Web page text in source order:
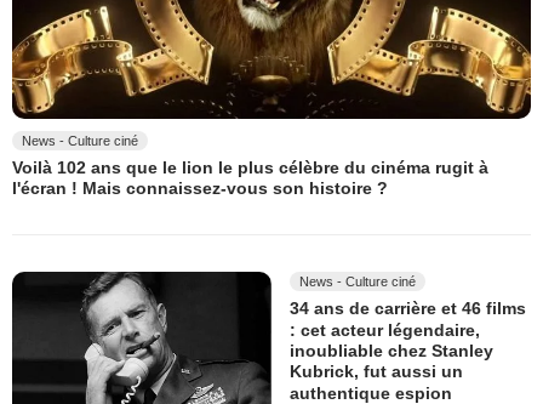
News - Culture ciné
Voilà 102 ans que le lion le plus célèbre du cinéma rugit à
l'écran ! Mais connaissez-vous son histoire ?
News - Culture ciné
34 ans de carrière et 46 films
: cet acteur légendaire,
inoubliable chez Stanley
Kubrick, fut aussi un
authentique espion